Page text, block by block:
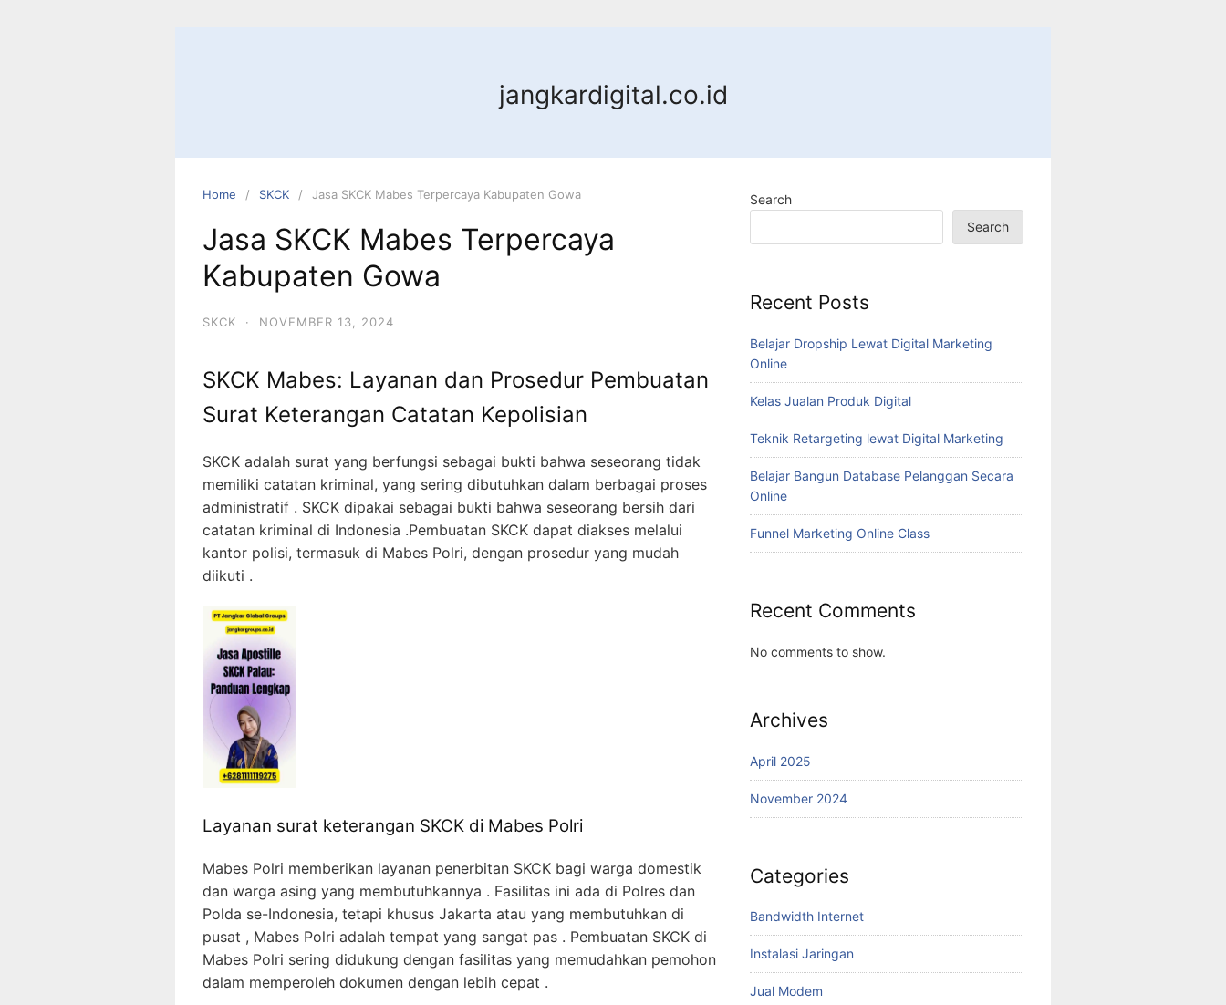
jangkardigital.co.id
Home SKCK Jasa SKCK Mabes Terpercaya Kabupaten Gowa
Jasa SKCK Mabes Terpercaya
Kabupaten Gowa
SKCK · NOVEMBER 13, 2024
SKCK Mabes: Layanan dan Prosedur Pembuatan
Surat Keterangan Catatan Kepolisian
SKCK adalah surat yang berfungsi sebagai bukti bahwa seseorang tidak
memiliki catatan kriminal, yang sering dibutuhkan dalam berbagai proses
administratif . SKCK dipakai sebagai bukti bahwa seseorang bersih dari
catatan kriminal di Indonesia .Pembuatan SKCK dapat diakses melalui
kantor polisi, termasuk di Mabes Polri, dengan prosedur yang mudah
diikuti .
Layanan surat keterangan SKCK di Mabes Polri
Mabes Polri memberikan layanan penerbitan SKCK bagi warga domestik
dan warga asing yang membutuhkannya . Fasilitas ini ada di Polres dan
Polda se-Indonesia, tetapi khusus Jakarta atau yang membutuhkan di
pusat , Mabes Polri adalah tempat yang sangat pas . Pembuatan SKCK di
Mabes Polri sering didukung dengan fasilitas yang memudahkan pemohon
dalam memperoleh dokumen dengan lebih cepat .
Search
Search
Recent Posts
Belajar Dropship Lewat Digital Marketing
Online
Kelas Jualan Produk Digital
Teknik Retargeting lewat Digital Marketing
Belajar Bangun Database Pelanggan Secara
Online
Funnel Marketing Online Class
Recent Comments
No comments to show.
Archives
April 2025
November 2024
Categories
Bandwidth Internet
Instalasi Jaringan
Jual Modem